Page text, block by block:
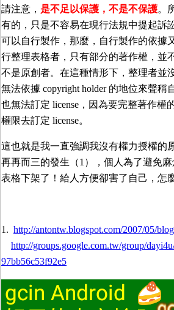
請注意， 是不足以保護，不是不保護。
有的，只是不容易在現行法規中提起訴
可以自行製作，那麼，自行製作的依據
行整理表格者，只有部分的著作權，並
不是原創者。在這種情形下，整理者並
無法依據 copyright holder 的地位來聲稱
也無法訂定 license，因為要完整著作權
權限去訂定 license。
這也就是我一直強調我沒有權力授權的
再再而三的發生（1），個人為了避免麻
表格下架了！給人方便卻害了自己，怎
1. http://antontw.blogspot.com/2007/05/
http://groups.google.com.tw/group/
97bb56c53f92e5